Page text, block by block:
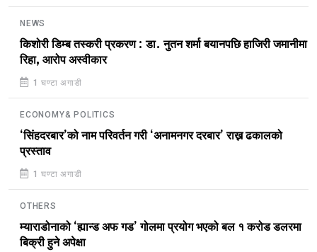
NEWS
किशोरी डिम्ब तस्करी प्रकरण : डा. नुतन शर्मा बयानपछि हाजिरी जमानीमा
रिहा, आरोप अस्वीकार
1 घण्टा अगाडी
ECONOMY& POLITICS
‘सिंहदरबार’को नाम परिवर्तन गरी ‘अनामनगर दरबार’ राख्न ढकालको
प्रस्ताव
1 घण्टा अगाडी
OTHERS
म्याराडोनाको ‘ह्यान्ड अफ गड’ गोलमा प्रयोग भएको बल १ करोड डलरमा
बिक्री हुने अपेक्षा